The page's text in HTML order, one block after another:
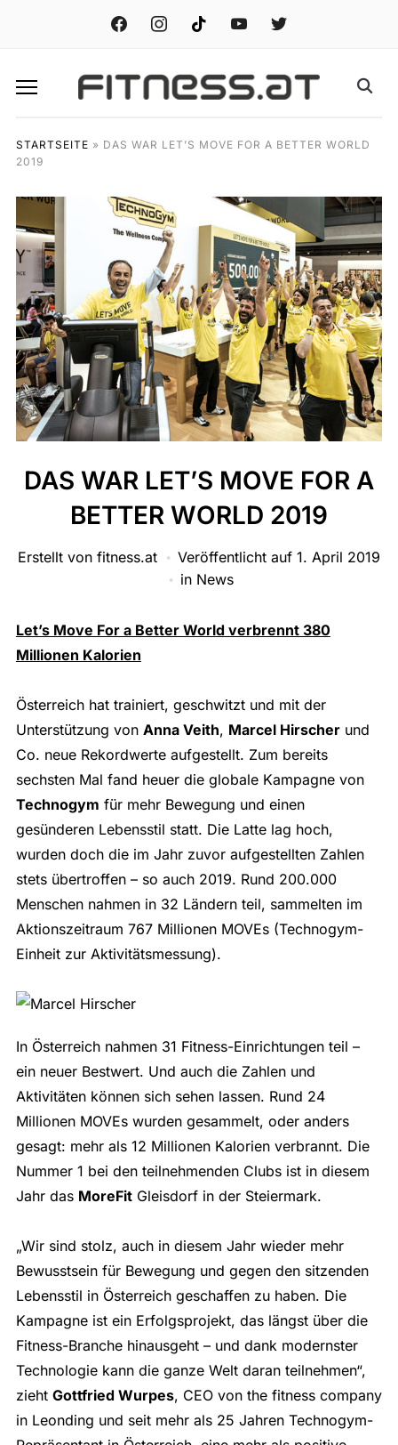
facebook instagramtiktok youtube twitter
STARTSEITE » DAS WAR LET’S MOVE FOR A BETTER WORLD
2019
DAS WAR LET’S MOVE FOR A
BETTER WORLD 2019
Erstellt von fitness.at Veröffentlicht auf 1. April 2019
in News
Let’s Move For a Better World verbrennt 380
Millionen Kalorien
Österreich hat trainiert, geschwitzt und mit der
Unterstützung von Anna Veith, Marcel Hirscherund
Co. neue Rekordwerte aufgestellt. Zum bereits
sechsten Mal fand heuer die globale Kampagne von
Technogym für mehr Bewegung und einen
gesünderen Lebensstil statt. Die Latte lag hoch,
wurden doch die im Jahr zuvor aufgestellten Zahlen
stets übertroffen – so auch 2019. Rund 200.000
Menschen nahmen in 32 Ländern teil, sammelten im
Aktionszeitraum 767 Millionen MOVEs (Technogym-
Einheit zur Aktivitätsmessung).
In Österreich nahmen 31 Fitness-Einrichtungen teil –
ein neuer Bestwert. Und auch die Zahlen und
Aktivitäten können sich sehen lassen. Rund 24
Millionen MOVEs wurden gesammelt, oder anders
gesagt: mehr als 12 Millionen Kalorien verbrannt. Die
Nummer 1 bei den teilnehmenden Clubs ist in diesem
Jahr das MoreFitGleisdorf in der Steiermark.
„Wir sind stolz, auch in diesem Jahr wieder mehr
Bewusstsein für Bewegung und gegen den sitzenden
Lebensstil in Österreich geschaffen zu haben. Die
Kampagne ist ein Erfolgsprojekt, das längst über die
Fitness-Branche hinausgeht – und dank modernster
Technologie kann die ganze Welt daran teilnehmen“,
zieht Gottfried Wurpes, CEO von the fitness company
in Leonding und seit mehr als 25 Jahren Technogym-